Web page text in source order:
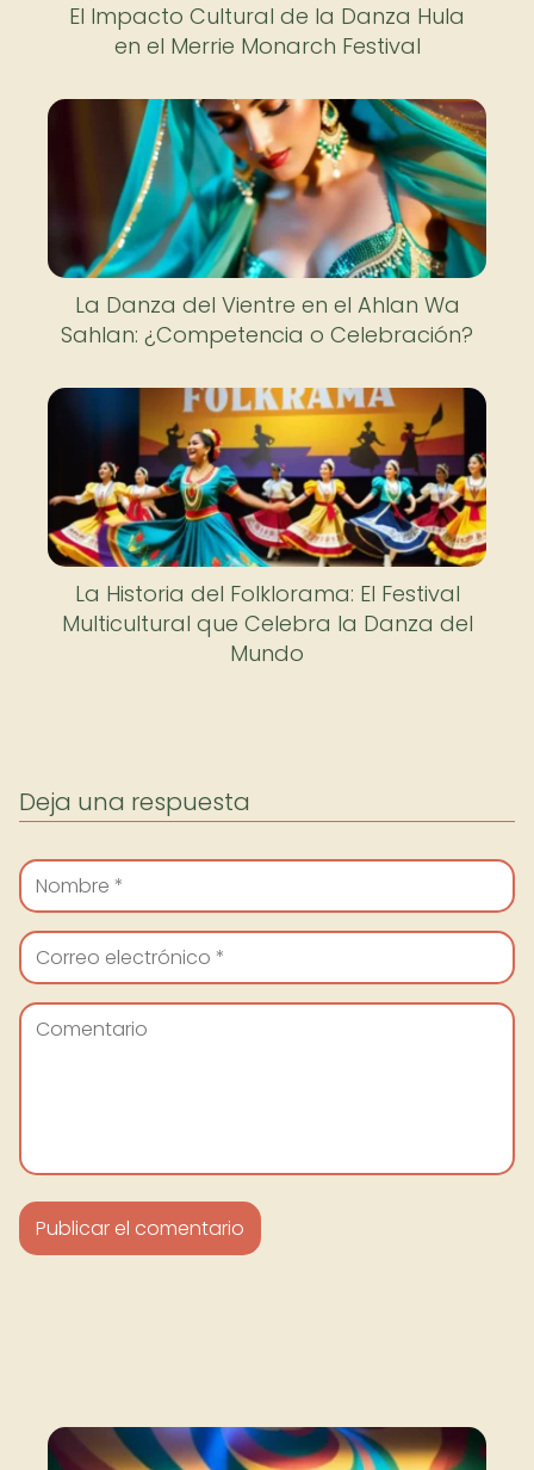
El Impacto Cultural de la Danza Hula
en el Merrie Monarch Festival
La Danza del Vientre en el Ahlan Wa
Sahlan: ¿Competencia o Celebración?
La Historia del Folklorama: El Festival
Multicultural que Celebra la Danza del
Mundo
Deja una respuesta